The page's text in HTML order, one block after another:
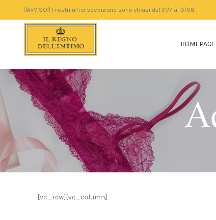
‼️AVVISO‼️ I nostri uffici spedizione sono chiusi dal 31/7 al 9/08.
HOMEPAGE
[vc_row][vc_column]